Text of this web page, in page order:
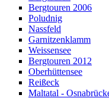
Bergtouren 2006
Poludnig
Nassfeld
Garnitzenklamm
Weissensee
Bergtouren 2012
Oberhüttensee
Reißeck
Maltatal -